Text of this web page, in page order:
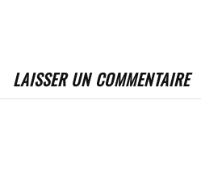
LAISSER UN COMMENTAIRE